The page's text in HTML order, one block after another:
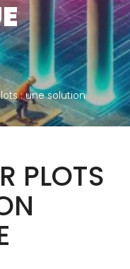
terrasse
: une solution
PLOTS